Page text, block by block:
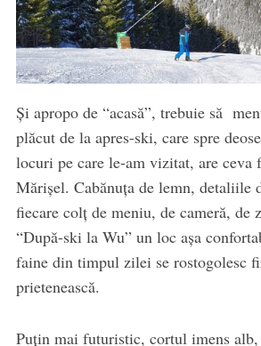
Și apropo de “acasă”, trebuie să
plăcut de la apres-ski, care spre
locuri pe care le-am vizitat, are ceva
Mărișel. Cabănuța de lemn, detaliile
fiecare colț de meniu, de cameră, de
“După-ski la Wu” un loc așa
faine din timpul zilei se rostogolesc
prietenească.
Puțin mai futuristic, cortul imens